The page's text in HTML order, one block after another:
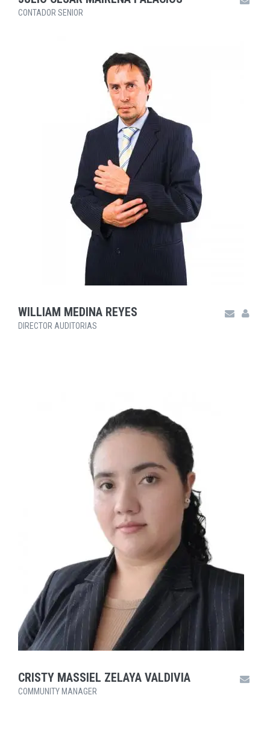
CONTADOR SENIOR
WILLIAM MEDINA REYES
DIRECTOR AUDITORIAS
CRISTY MASSIEL ZELAYA VALDIVIA
COMMUNITY MANAGER